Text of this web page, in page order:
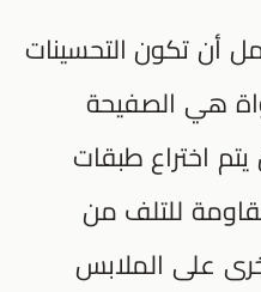
أن تكون التحسينات
هي الصفيحة
اختراع طبقات
للتلف من
على الملابس